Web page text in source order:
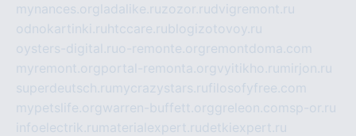
mynances.org ladalike.ruzozor.rudvigremont.ru
odnokartinki.ru htccare.rublogizotovoy.ru
oysters-digital.ruo-remonte.org remontdoma.com
myremont.org portal-remonta.orgvyitikho.ru mirjon.ru
superdeutsch.ru mycrazystars.rufilosofyfree.com
mypetslife.orgwarren-buffett.orggreleon.comsp-or.ru
infoelectrik.ru materialexpert.rudetkiexpert.ru